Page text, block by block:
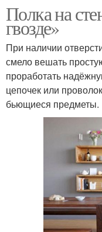
Полка на
гвозде»
При наличии
смело вешать
проработать
цепочек или
бьющиеся предметы.